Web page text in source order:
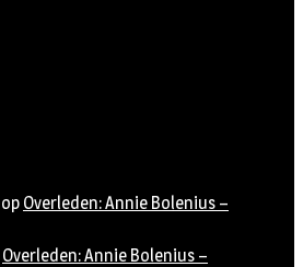
op Overleden: Annie Bolenius –
Overleden: Annie Bolenius –